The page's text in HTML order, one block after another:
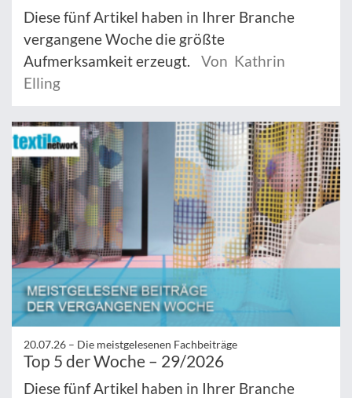
Diese fünf Artikel haben in Ihrer Branche
vergangene Woche die größte
Aufmerksamkeit erzeugt.
Von Kathrin
Elling
20.07.26 – Die meistgelesenen Fachbeiträge
Top 5 der Woche – 29/2026
Diese fünf Artikel haben in Ihrer Branche